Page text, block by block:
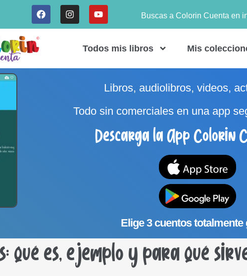
Buscas a Colorin Cuenta en
Todos mis libros Mis
Libros, audiolibros, videos,
Todo sin comerciales en una app
Descarga la App Colorin
Elige 3 cuentos totalmente
qué es, ejemplo y para qué